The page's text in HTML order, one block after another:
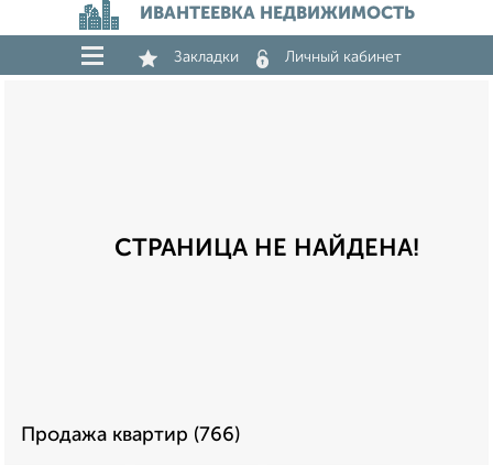
ИВАНТЕЕВКА НЕДВИЖИМОСТЬ
Закладки Личный кабинет
СТРАНИЦА НЕ НАЙДЕНА!
Продажа квартир (766)